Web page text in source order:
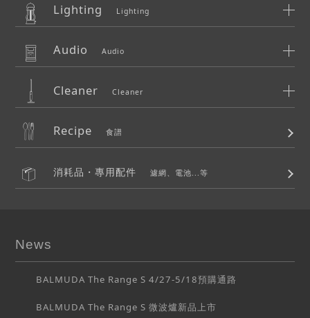
Lighting Lighting
Audio Audio
Cleaner Cleaner
Recipe 食譜
消耗品・專用配件 濾網、電池...等
News
BALMUDA The Range S 4/27-5/18預購通路
BALMUDA The Range S 微波爐新品上市